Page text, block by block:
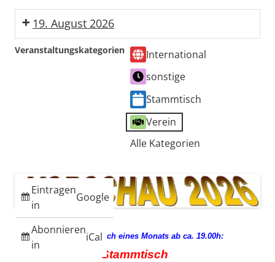
19. August 2026
Stammtisch
Güllepumpen
Veranstaltungskategorien
International
sonstige
Stammtisch
Verein
Alle Kategorien
Eintragen
in
Google
Abonnieren
in
iCal
jeden 3. Mittwoch eines Monats ab ca. 19.00h:
Stammtisch